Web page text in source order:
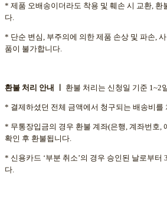
* 제품 오배송이더라도 착용 및 훼손 시 교환, 환
다.
* 단순 변심, 부주의에 의한 제품 손상 및 파손,
품이 불가합니다.
환불 처리 안내 ㅣ 환불 처리는 신청일 기준 1~2
* 결제하셨던 전체 금액에서 청구되는 배송비를
* 무통장입금의 경우 환불 계좌(은행, 계좌번호,
확인 후 환불됩니다.
* 신용카드 ‘부분 취소’의 경우 승인된 날로부터
다.